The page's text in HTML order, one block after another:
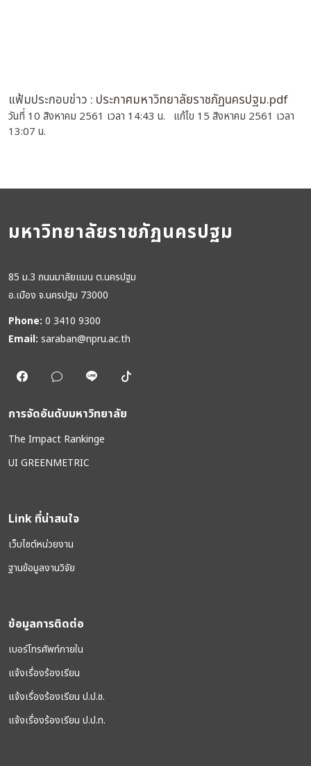
แฟ้มประกอบข่าว : ประกาศมหาวิทยาลัยราชภัฏนครปฐม.pdf
วันที่ 10 สิงหาคม 2561 เวลา 14:43 น. แก้ไข 15 สิงหาคม 2561 เวลา
13:07 น.
มหาวิทยาลัยราชภัฏนครปฐม
85 ม.3 ถนนมาลัยแมน ต.นครปฐม
อ.เมือง จ.นครปฐม 73000
Phone: 0 3410 9300
Email: saraban@npru.ac.th
การจัดอันดับมหาวิทยาลัย
The Impact Rankinge
UI GREENMETRIC
Link ที่น่าสนใจ
เว็บไซต์หน่วยงาน
ฐานข้อมูลงานวิจัย
ข้อมูลการติดต่อ
เบอร์โทรศัพท์ภายใน
แจ้งเรื่องร้องเรียน
แจ้งเรื่องร้องเรียน ป.ป.ช.
แจ้งเรื่องร้องเรียน ป.ป.ท.